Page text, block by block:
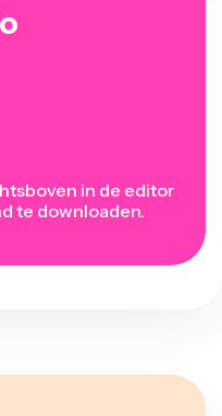
in de editor
te downloaden.